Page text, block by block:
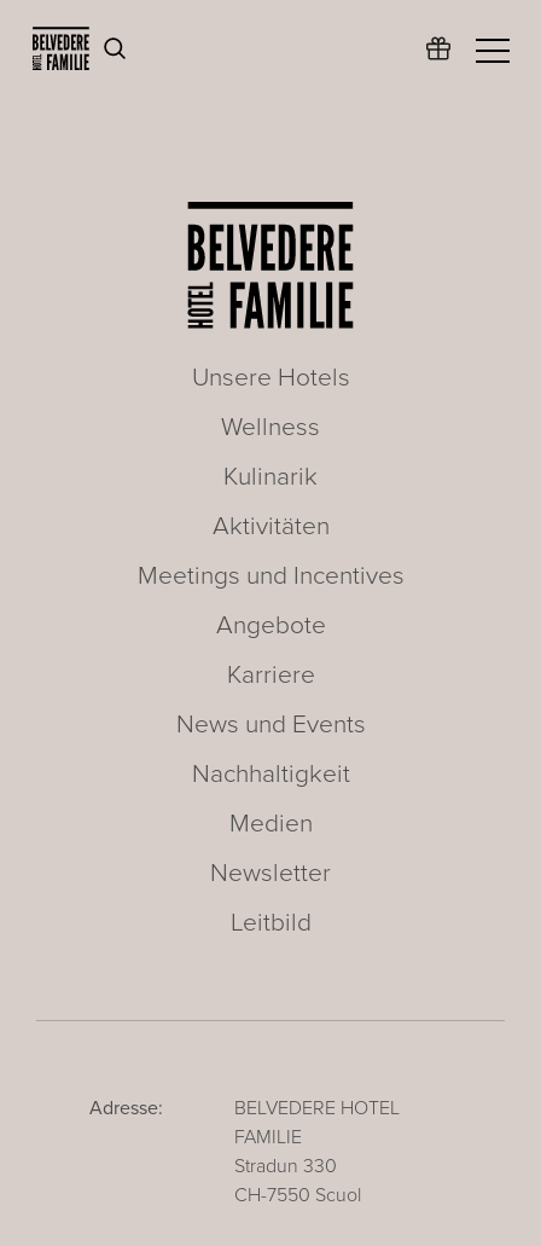
Unsere Hotels
Wellness
Kulinarik
Aktivitäten
Meetings und Incentives
Angebote
Karriere
News und Events
Nachhaltigkeit
Medien
Newsletter
Leitbild
Adresse:
BELVEDERE HOTEL
FAMILIE
Stradun 330
CH-7550 Scuol